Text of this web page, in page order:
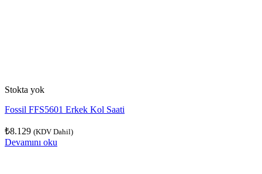
Stokta yok
Fossil FFS5601 Erkek Kol Saati
₺8.129 (KDV Dahil)
Devamını oku